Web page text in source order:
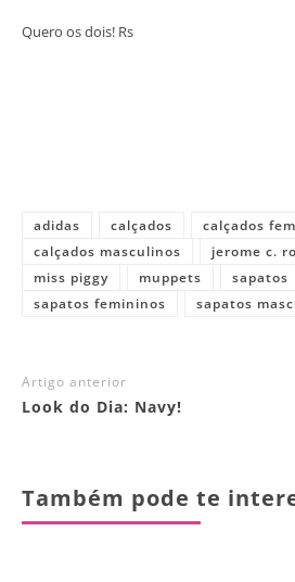
Quero os dois! Rs
adidas calçados
calçados
calçados masculinos
jerome c.
miss piggy
muppets
sapatos
sapatos femininos
sapatos
Artigo anterior
Look do Dia: Navy!
Também pode te